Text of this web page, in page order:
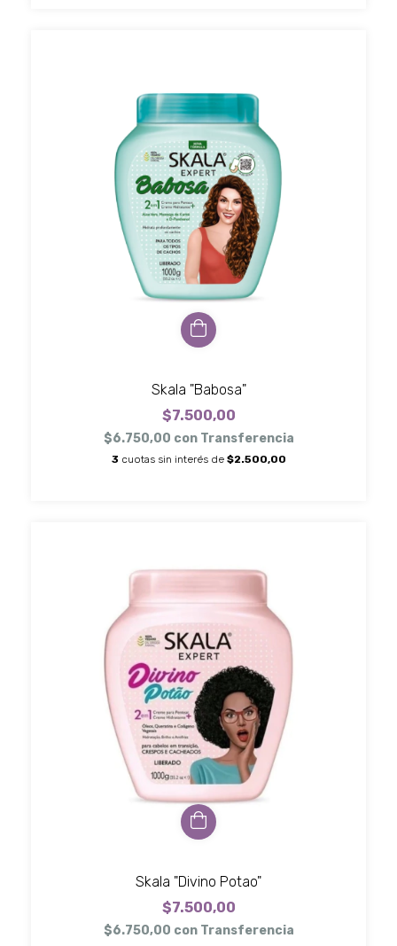
Skala "Babosa"
$7.500,00
$6.750,00 con Transferencia
3 cuotas sin interés de $2.500,00
Skala "Divino Potao"
$7.500,00
$6.750,00 con Transferencia